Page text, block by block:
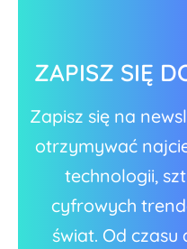
ZAPISZ SIĘ
Zapisz się na
otrzymywać
technologii,
cyfrowych
świat. Od czasu